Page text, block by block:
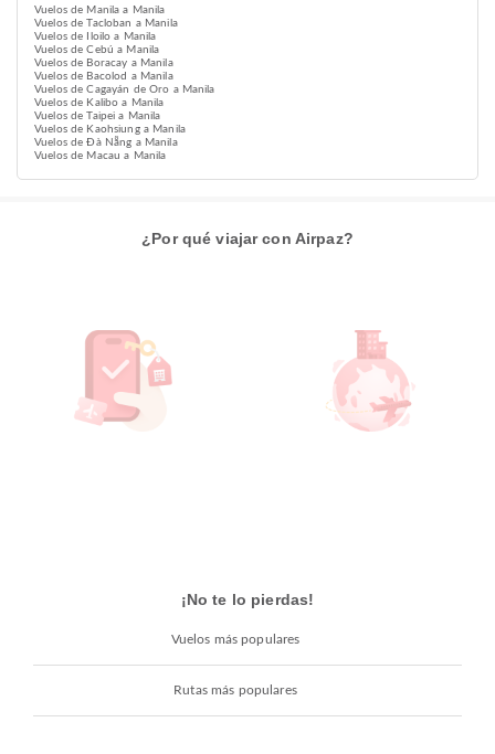
Vuelos de Manila a Manila
Vuelos de Tacloban a Manila
Vuelos de Iloilo a Manila
Vuelos de Cebú a Manila
Vuelos de Boracay a Manila
Vuelos de Bacolod a Manila
Vuelos de Cagayán de Oro a Manila
Vuelos de Kalibo a Manila
Vuelos de Taipei a Manila
Vuelos de Kaohsiung a Manila
Vuelos de Đà Nẵng a Manila
Vuelos de Macau a Manila
¿Por qué viajar con Airpaz?
¡No te lo pierdas!
Vuelos más populares
Rutas más populares